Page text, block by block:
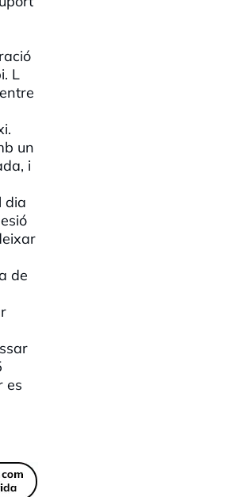
L
un
i
dia
de
es